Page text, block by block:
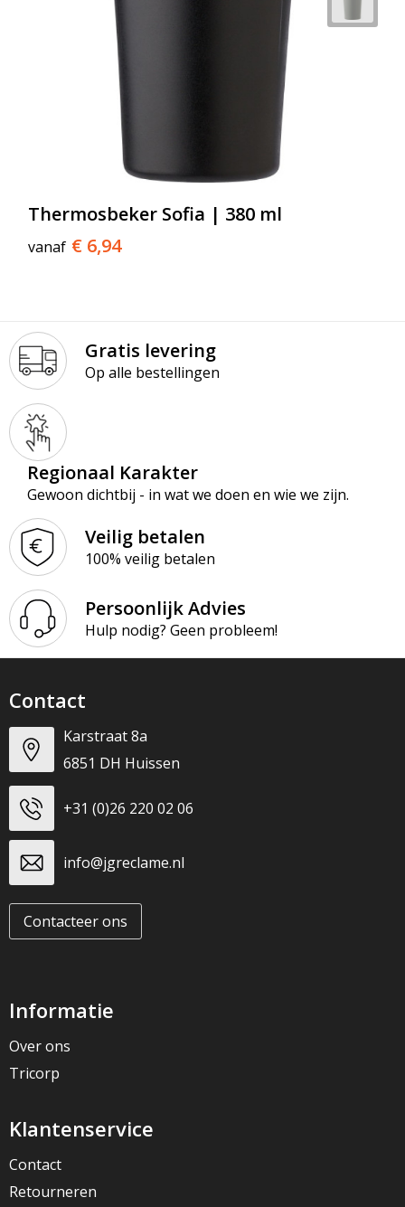
Thermosbeker Sofia | 380 ml
vanaf € 6,94
Gratis levering
Op alle bestellingen
Regionaal Karakter
Gewoon dichtbij - in wat we doen en wie we zijn.
Veilig betalen
100% veilig betalen
Persoonlijk Advies
Hulp nodig? Geen probleem!
Contact
Karstraat 8a
6851 DH Huissen
+31 (0)26 220 02 06
info@jgreclame.nl
Contacteer ons
Informatie
Over ons
Tricorp
Klantenservice
Contact
Retourneren